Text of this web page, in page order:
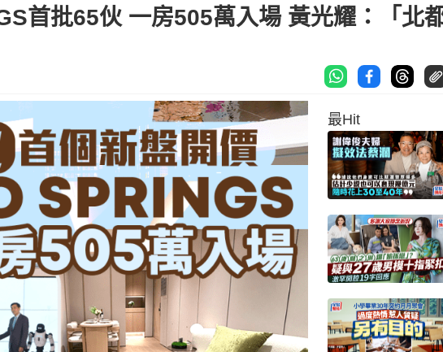
首批65伙 一房505萬入場 黃光耀：「北
最Hit